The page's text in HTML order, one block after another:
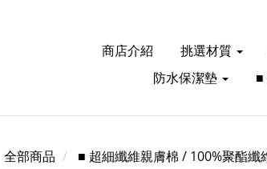
商店介紹 挑選材質
防水保潔墊
■
全部商品 ■ 超細纖維親膚棉 / 100%聚酯纖